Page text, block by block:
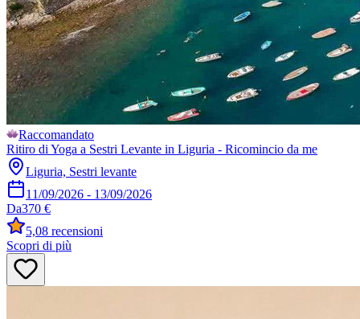
Raccomandato
Ritiro di Yoga a Sestri Levante in Liguria - Ricomincio da me
Liguria, Sestri levante
11/09/2026 - 13/09/2026
Da370 €
5,08 recensioni
Scopri di più